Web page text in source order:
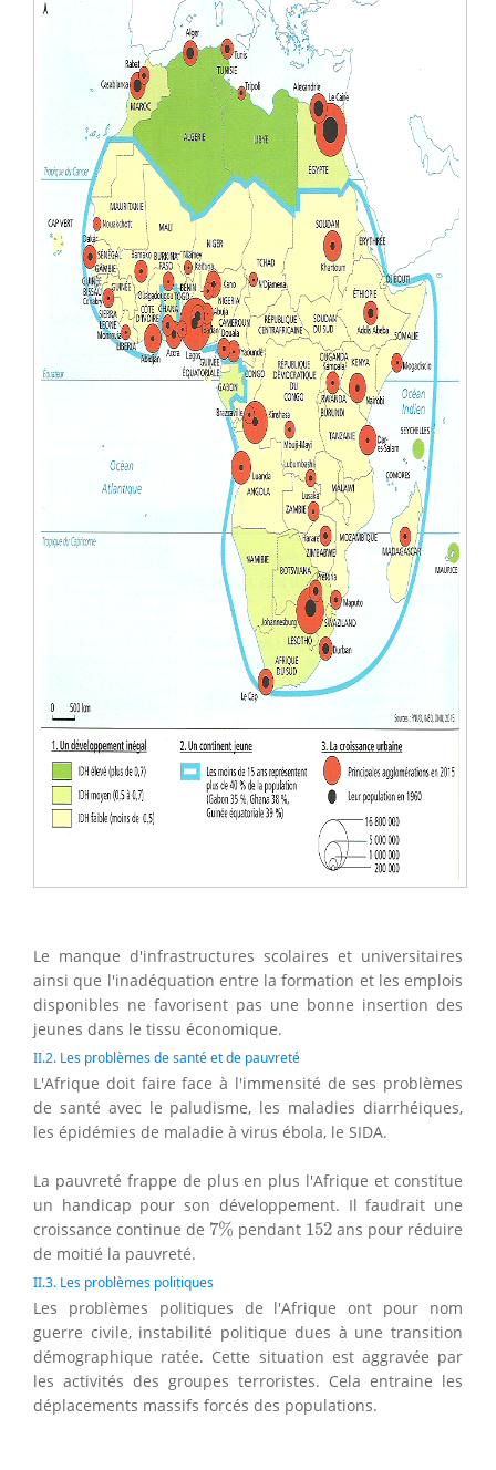
Le manque d'infrastructures scolaires et universitaires
ainsi que l'inadéquation entre la formation et les emplois
disponibles ne favorisent pas une bonne insertion des
jeunes dans le tissu économique.
II.2. Les problèmes de santé et de pauvreté
L'Afrique doit faire face à l'immensité de ses problèmes
de santé avec le paludisme, les maladies diarrhéiques,
les épidémies de maladie à virus ébola, le SIDA.
La pauvreté frappe de plus en plus l'Afrique et constitue
un handicap pour son développement. Il faudrait une
croissance continue de 7%
7%pendant 152
152ans pour réduire
de moitié la pauvreté.
II.3. Les problèmes politiques
Les problèmes politiques de l'Afrique ont pour nom
guerre civile, instabilité politique dues à une transition
démographique ratée. Cette situation est aggravée par
les activités des groupes terroristes. Cela entraine les
déplacements massifs forcés des populations.